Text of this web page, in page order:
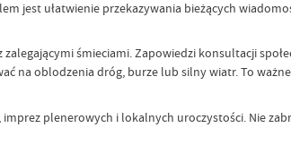
jest ułatwienie przekazywania bieżących
śmieciami. Zapowiedzi konsultacji
na oblodzenia dróg, burze lub silny wiatr. To
plenerowych i lokalnych uroczystości. Nie